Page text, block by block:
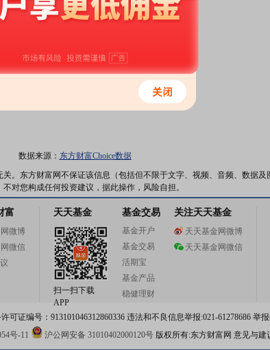
数据来源： 东方财富Choice数据
。东方财富网不保证该信息（包括但不限于文字、视频、音频、数据
对您构成任何投资建议，据此操作，风险自担。
富
微博
微信
天天基金
扫一扫下载
APP
基金交易
基金开户
基金交易
活期宝
基金产品
稳健理财
关注天天基金
天天基金网微博
天天基金网微信
证编号：913101046312860336 违法和不良信息举报:021-61278686 举报
号-11 沪公网安备 31010402000120号版权所有:东方财富网 意见与建